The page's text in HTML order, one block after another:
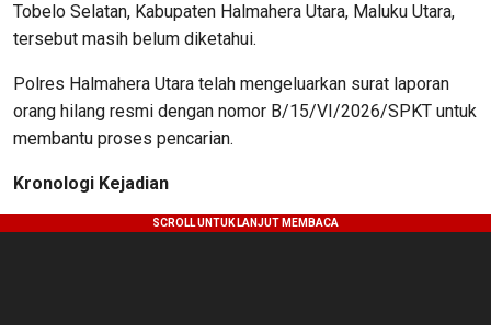
Tobelo Selatan, Kabupaten Halmahera Utara, Maluku Utara,
tersebut masih belum diketahui.
Polres Halmahera Utara telah mengeluarkan surat laporan
orang hilang resmi dengan nomor B/15/VI/2026/SPKT untuk
membantu proses pencarian.
Kronologi Kejadian